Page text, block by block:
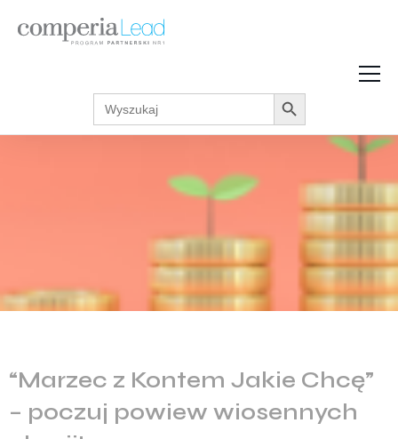
Strefa Wiedzy
Akcje promocyjne
Search
for:
Search Button
“Marzec z Kontem Jakie Chcę”
– poczuj powiew wiosennych